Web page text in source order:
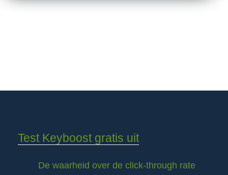
Test Keyboost gratis uit
De waarheid over de click-through rate